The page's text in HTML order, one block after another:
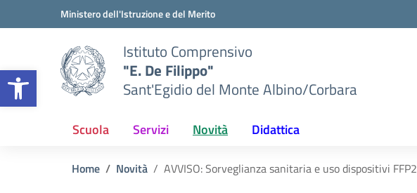
Apri la barra degli strumenti
Vai ai contenuti
Vai al menu di navigazioneMinistero dell'Istruzione e del Merito
Istituto Comprensivo
"E. De Filippo"
Sant'Egidio del Monte Albino/Corbara
Scuola Servizi Novità Didattica
Home Novità AVVISO: Sorveglianza sanitaria e uso dispositivi FFP2